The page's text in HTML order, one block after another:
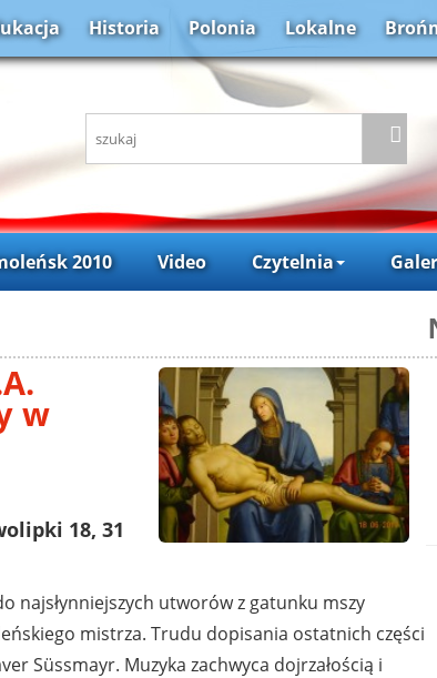
Historia Polonia Lokalne
2010 Video Czytelnia
w
18, 31
najsłynniejszych utworów z gatunku mszy
mistrza. Trudu dopisania ostatnich części
Süssmayr. Muzyka zachwyca dojrzałością i